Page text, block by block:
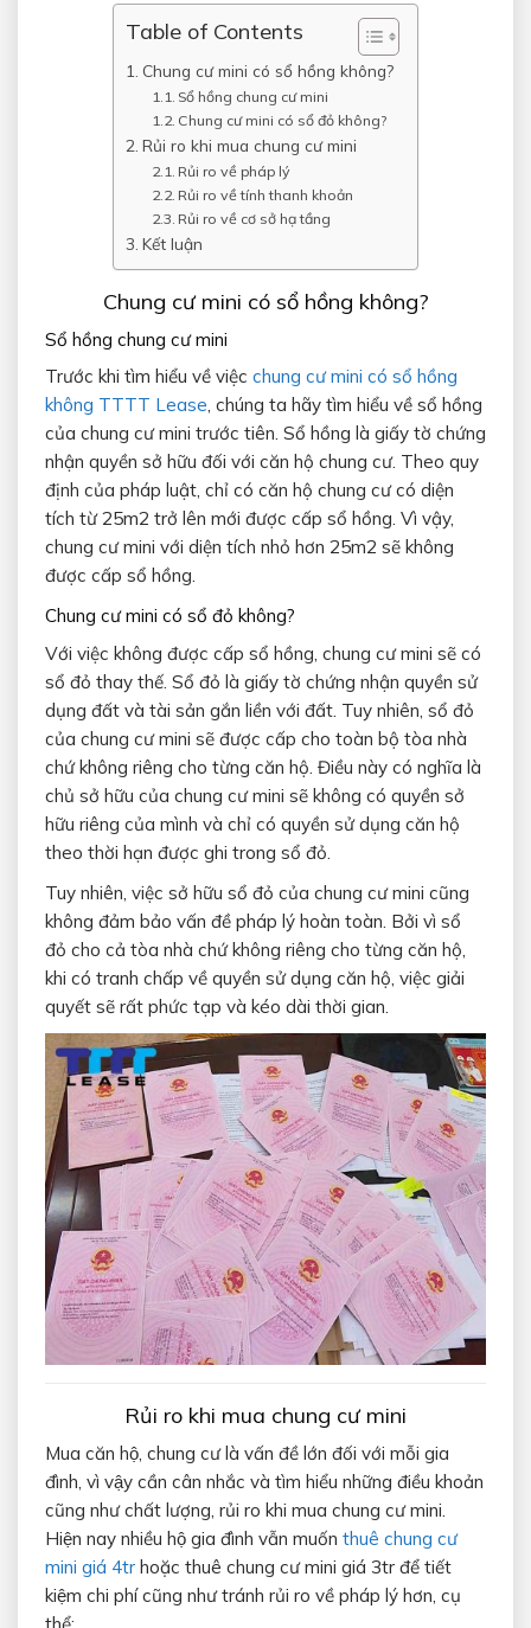
Table of Contents
Chung cư mini có sổ hồng không?
Sổ hồng chung cư mini
Chung cư mini có sổ đỏ không?
Rủi ro khi mua chung cư mini
Rủi ro về pháp lý
Rủi ro về tính thanh khoản
Rủi ro về cơ sở hạ tầng
Kết luận
Chung cư mini có sổ hồng không?
Sổ hồng chung cư mini
Trước khi tìm hiểu về việc chung cư mini có sổ hồng
không TTTT Lease, chúng ta hãy tìm hiểu về sổ hồng
của chung cư mini trước tiên. Sổ hồng là giấy tờ chứng
nhận quyền sở hữu đối với căn hộ chung cư. Theo quy
định của pháp luật, chỉ có căn hộ chung cư có diện
tích từ 25m2 trở lên mới được cấp sổ hồng. Vì vậy,
chung cư mini với diện tích nhỏ hơn 25m2 sẽ không
được cấp sổ hồng.
Chung cư mini có sổ đỏ không?
Với việc không được cấp sổ hồng, chung cư mini sẽ có
sổ đỏ thay thế. Sổ đỏ là giấy tờ chứng nhận quyền sử
dụng đất và tài sản gắn liền với đất. Tuy nhiên, sổ đỏ
của chung cư mini sẽ được cấp cho toàn bộ tòa nhà
chứ không riêng cho từng căn hộ. Điều này có nghĩa là
chủ sở hữu của chung cư mini sẽ không có quyền sở
hữu riêng của mình và chỉ có quyền sử dụng căn hộ
theo thời hạn được ghi trong sổ đỏ.
Tuy nhiên, việc sở hữu sổ đỏ của chung cư mini cũng
không đảm bảo vấn đề pháp lý hoàn toàn. Bởi vì sổ
đỏ cho cả tòa nhà chứ không riêng cho từng căn hộ,
khi có tranh chấp về quyền sử dụng căn hộ, việc giải
quyết sẽ rất phức tạp và kéo dài thời gian.
Rủi ro khi mua chung cư mini
Mua căn hộ, chung cư là vấn đề lớn đối với mỗi gia
đình, vì vậy cần cân nhắc và tìm hiểu những điều khoản
cũng như chất lượng, rủi ro khi mua chung cư mini.
Hiện nay nhiều hộ gia đình vẫn muốn thuê chung cư
mini giá 4trhoặc thuê chung cư mini giá 3tr để tiết
kiệm chi phí cũng như tránh rủi ro về pháp lý hơn, cụ